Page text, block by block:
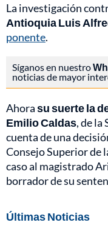
La investigación
Antioquia Luis
ponente.
Síganos en nuestro
noticias de mayor
Ahorasu suerte la
Emilio Caldas, de la
cuenta de una
Consejo Superior de
caso al magistrado
borrador de su
Últimas Noticias